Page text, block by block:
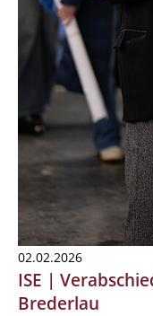
02.02.2026
ISE |
Brederlau